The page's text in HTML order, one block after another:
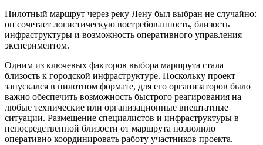
Пилотный маршрут через реку Лену был выбран не случайно:
он сочетает логистическую востребованность, близость
инфраструктуры и возможность оперативного управления
экспериментом.
Одним из ключевых факторов выбора маршрута стала
близость к городской инфраструктуре. Поскольку проект
запускался в пилотном формате, для его организаторов было
важно обеспечить возможность быстрого реагирования на
любые технические или организационные внештатные
ситуации. Размещение специалистов и инфраструктуры в
непосредственной близости от маршрута позволило
оперативно координировать работу участников проекта.